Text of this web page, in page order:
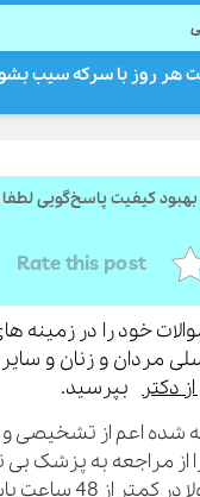
روز با سرکه سیب بشورید
پاسخ‌گویی لطفا
Rate this post
را در زمینه های
و زنان و سایر
بپرسید.
اعم از تشخیصی و
به پزشک بی نیاز
از